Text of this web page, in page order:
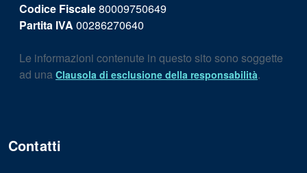
Codice Fiscale80009750649
Partita IVA 00286270640
Le informazioni contenute in questo sito sono soggette
ad una Clausola di esclusione della responsabilità.
Contatti